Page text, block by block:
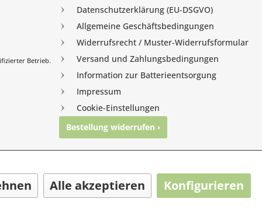
Betrieb.
Datenschutzerklärung (EU-DSGVO)
Allgemeine Geschäftsbedingungen
Widerrufsrecht / Muster-Widerrufsformular
Versand und Zahlungsbedingungen
Information zur Batterieentsorgung
Impressum
Cookie-Einstellungen
Bestellung widerrufen ›
Alle akzeptieren Konfigurieren